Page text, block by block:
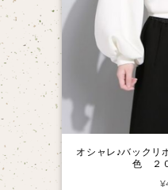
オシャレ♪バックリ
色 ２